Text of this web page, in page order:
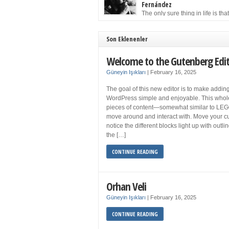
to solution may well be to get more sleep but
you get your 8 hours a night and still feel
Fernández
The only sure thing in life is that
sooner rather than later the leader of the
Revolution would succumb to that most strict
ways by the […]
Son Eklenenler
Welcome to the Gutenberg
Güneyin Işıkları February 16, 2025
The goal of this new editor is to make
WordPress simple and enjoyable. This
pieces of content—somewhat similar to
move around and interact with. Move your
notice the different blocks light up with
the […]
CONTINUE READING
Orhan Veli
Güneyin Işıkları February 16, 2025
CONTINUE READING